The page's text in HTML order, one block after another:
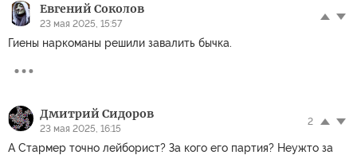
Евгений Соколов
23 мая 2025, 15:57
Гиены наркоманы решили завалить бычка.
Дмитрий Сидоров
23 мая 2025, 16:15
2
А Стармер точно лейборист? За кого его партия? Неужто за